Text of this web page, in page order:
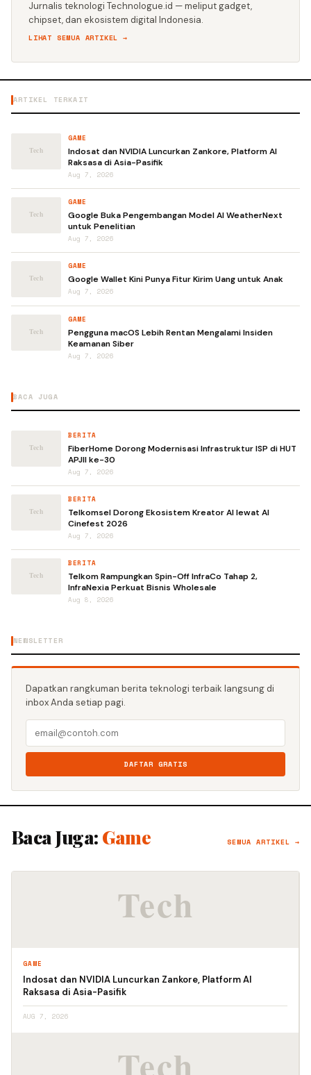
Jurnalis teknologi Technologue.id — meliput gadget,
chipset, dan ekosistem digital Indonesia.
LIHAT SEMUA ARTIKEL →
ARTIKEL TERKAIT
GAME
Indosat dan NVIDIA Luncurkan Zankore, Platform AI
Raksasa di Asia-Pasifik
Aug 7, 2026
GAME
Google Buka Pengembangan Model AI WeatherNext
untuk Penelitian
Aug 7, 2026
GAME
Google Wallet Kini Punya Fitur Kirim Uang untuk Anak
Aug 7, 2026
GAME
Pengguna macOS Lebih Rentan Mengalami Insiden
Keamanan Siber
Aug 7, 2026
BACA JUGA
BERITA
FiberHome Dorong Modernisasi Infrastruktur ISP di HUT
APJII ke-30
Aug 7, 2026
BERITA
Telkomsel Dorong Ekosistem Kreator AI lewat AI
Cinefest 2026
Aug 7, 2026
BERITA
Telkom Rampungkan Spin-Off InfraCo Tahap 2,
InfraNexia Perkuat Bisnis Wholesale
Aug 8, 2026
NEWSLETTER
Dapatkan rangkuman berita teknologi terbaik langsung di
inbox Anda setiap pagi.
DAFTAR GRATIS
Baca Juga: Game SEMUA ARTIKEL →
GAME
Indosat dan NVIDIA Luncurkan Zankore, Platform AI
Raksasa di Asia-Pasifik
AUG 7, 2026